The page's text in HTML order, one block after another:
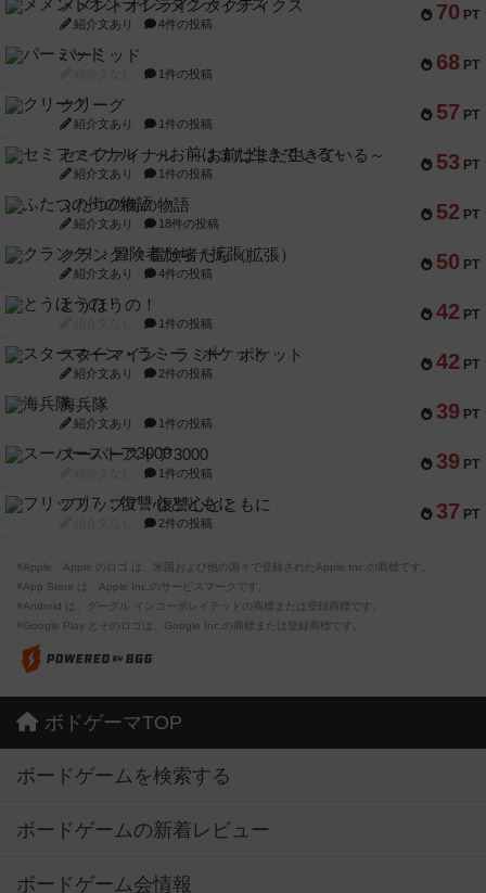
70 PT
メメントオンラインタクティクス
紹介文あり 4件の投稿
68 PT
パーミッド
1件の投稿
57 PT
クリーグ
紹介文あり 1件の投稿
53 PT
セミファイナル ～お前はまだ生きている～
紹介文あり 1件の投稿
52 PT
ふたつの街の物語
紹介文あり 18件の投稿
50 PT
クランク! ：冒険者たち（拡張）
紹介文あり 4件の投稿
42 PT
とうほうの！
1件の投稿
42 PT
スターマイン・ラミー ポケット
紹介文あり 2件の投稿
39 PT
海兵隊
紹介文あり 1件の投稿
39 PT
スーパーストア3000
1件の投稿
37 PT
フリップ７：復讐心とともに
2件の投稿
※Apple、Apple のロゴ は、米国および他の国々で登録されたApple Inc.の商標です。
※App Store は、Apple Inc.のサービスマークです。
※Android は、グーグル インコーポレイテッドの商標または登録商標です。
※Google Play とそのロゴは、Google Inc.の商標または登録商標です。
ボドゲーマTOP
ボードゲームを検索する
ボードゲームの新着レビュー
ボードゲーム会情報